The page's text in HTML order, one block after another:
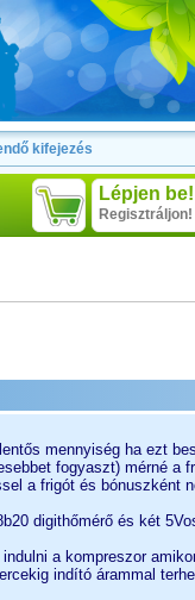
Lépjen be!
Regisztráljon!
mennyiség ha ezt
fogyaszt) mérné a
a frigót és bónuszként
digithőmérő és két
a kompreszor
indító árammal